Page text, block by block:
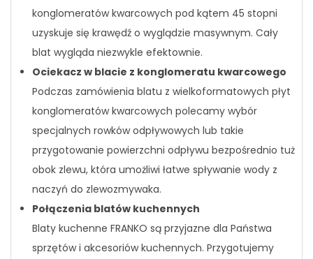
konglomeratów kwarcowych pod kątem 45 stopni
uzyskuje się krawędź o wyglądzie masywnym. Cały
blat wygląda niezwykle efektownie.
Ociekacz w blacie z konglomeratu kwarcowego
Podczas zamówienia blatu z wielkoformatowych płyt
konglomeratów kwarcowych polecamy wybór
specjalnych rowków odpływowych lub takie
przygotowanie powierzchni odpływu bezpośrednio tuż
obok zlewu, która umożliwi łatwe spływanie wody z
naczyń do zlewozmywaka.
Połączenia blatów kuchennych
Blaty kuchenne FRANKO są przyjazne dla Państwa
sprzętów i akcesoriów kuchennych. Przygotujemy